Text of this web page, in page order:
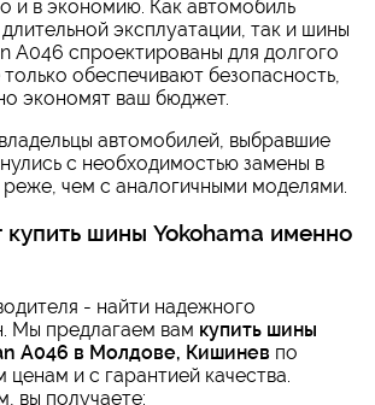
и в экономию. Как автомобиль
эксплуатации, так и шины
A046 спроектированы для долгого
обеспечивают безопасность,
экономят ваш бюджет.
автомобилей, выбравшие
с необходимостью замены в
чем с аналогичными моделями.
купить шины Yokohama именно
- найти надежного
Мы предлагаем вам купить шины
A046 в Молдове, Кишинев по
и с гарантией качества.
вы получаете: